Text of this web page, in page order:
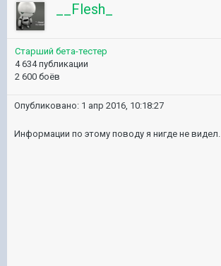
__Flesh_
Старший бета-тестер
4 634 публикации
2 600 боёв
Опубликовано: 1 апр 2016, 10:18:27
Информации по этому поводу я нигде не видел.